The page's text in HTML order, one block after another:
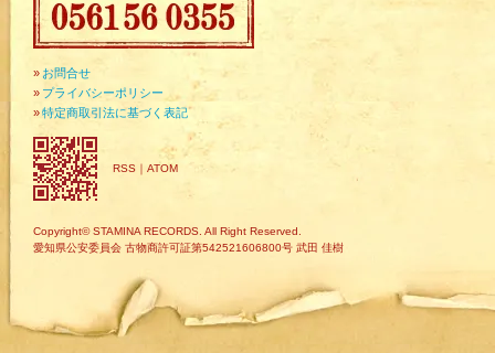
» お問合せ
» プライバシーポリシー
»特定商取引法に基づく表記
RSS ｜ ATOM
Copyright© STAMINA RECORDS. All Right Reserved.
愛知県公安委員会 古物商許可証第542521606800号 武田 佳樹